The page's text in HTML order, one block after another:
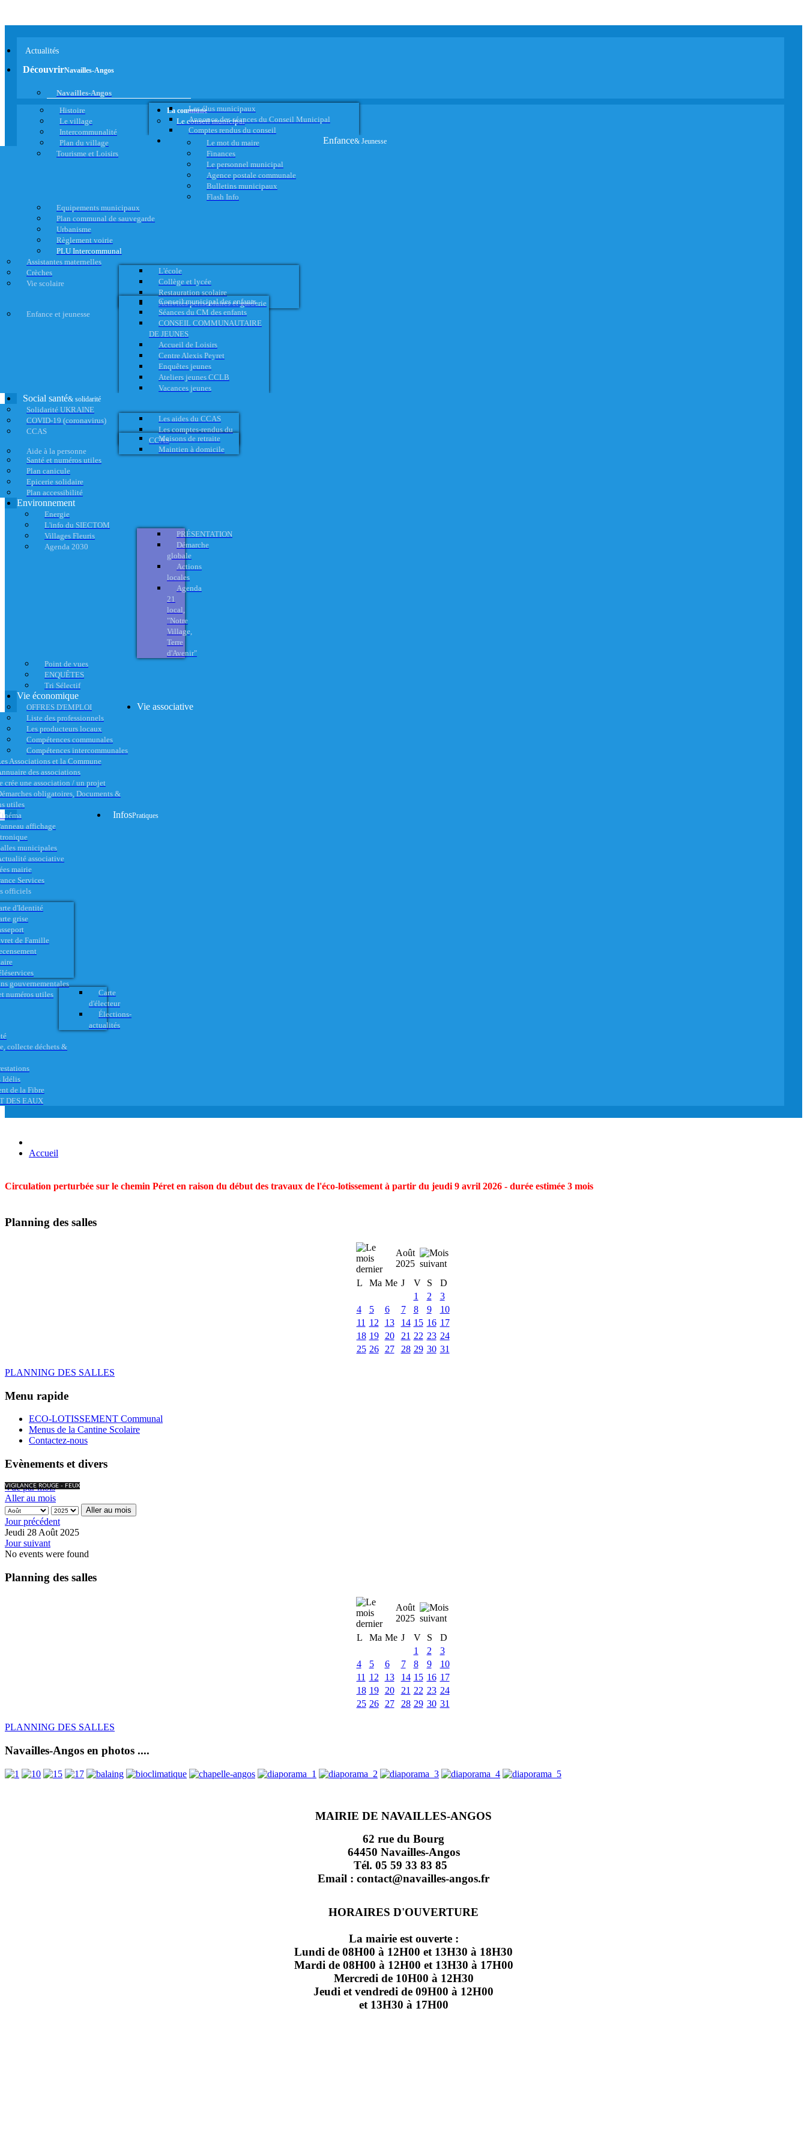
Actualités
DécouvrirNavailles-Angos
Navailles-Angos
Histoire
Le village
Intercommunalité
Plan du village
Tourisme et Loisirs
La commune
Le conseil municipal
Les élus municipaux
Annonce des séances du Conseil Municipal
Comptes rendus du conseil
Le mot du maire
Finances
Le personnel municipal
Agence postale communale
Bulletins municipaux
Flash Info
Equipements municipaux
Plan communal de sauvegarde
Urbanisme
Règlement voirie
PLU Intercommunal
Enfance& Jeunesse
Assistantes maternelles
Crèches
Vie scolaire
L'école
Collège et lycée
Restauration scolaire
Activités périscolaires et garderie
Enfance et jeunesse
Conseil municipal des enfants
Séances du CM des enfants
CONSEIL COMMUNAUTAIRE
DE JEUNES
Accueil de Loisirs
Centre Alexis Peyret
Enquêtes jeunes
Ateliers jeunes CCLB
Vacances jeunes
Social santé& solidarité
Solidarité UKRAINE
COVID-19 (coronavirus)
CCAS
Les aides du CCAS
Les comptes-rendus du
CCAS
Aide à la personne
Maisons de retraite
Maintien à domicile
Santé et numéros utiles
Plan canicule
Epicerie solidaire
Plan accessibilité
Environnement
Energie
L'info du SIECTOM
Villages Fleuris
Agenda 2030
PRÉSENTATION
Démarche
globale
Actions
locales
Agenda
21
local,
"Notre
Village,
Terre
d'Avenir"
Point de vues
ENQUÊTES
Tri Sélectif
Vie économique
OFFRES D'EMPLOI
Liste des professionnels
Les producteurs locaux
Compétences communales
Compétences intercommunales
Vie associative
Associations et la Commune
des associations
crée une association / un projet
obligatoires, Documents &
utiles
affichage
municipales
associative
InfosPratiques
mairie
Services
officiels
d'Identité
grise
de Famille
gouvernementales
numéros utiles
Carte
d'électeur
Élections-
actualités
collecte déchets &
Idélis
de la Fibre
DES EAUX
Accueil
Circulation perturbée sur le chemin Péret en raison du début des travaux de l'éco-lotissement à partir du jeudi 9 avril 2026 - durée estimée 3 mois
Planning des salles
Août
2025
L
Ma Me J V S
D
1
2
3
4
5 6 7 8 9
10
11 12 13 14 15 16 17
18 19 20 21 22 23 24
25 26 27 28 29 30 31
PLANNING DES SALLES
Menu rapide
ECO-LOTISSEMENT Communal
Menus de la Cantine Scolaire
Contactez-nous
Evènements et divers
VIGILANCE ROUGE - FEUX
Vue par mois
Aller au mois
Aller au mois
Jour précédent
Jeudi 28 Août 2025
Jour suivant
No events were found
Planning des salles
Août
2025
L
Ma Me J V S
D
1
2
3
4
5 6 7 8 9
10
11 12 13 14 15 16 17
18 19 20 21 22 23 24
25 26 27 28 29 30 31
PLANNING DES SALLES
Navailles-Angos en photos ....
MAIRIE DE NAVAILLES-ANGOS
62 rue du Bourg
64450 Navailles-Angos
Tél. 05 59 33 83 85
Email : contact@navailles-angos.fr
HORAIRES D'OUVERTURE
La mairie est ouverte :
Lundi de 08H00 à 12H00 et 13H30 à 18H30
Mardi de 08H00 à 12H00 et 13H30 à 17H00
Mercredi de 10H00 à 12H30
Jeudi et vendredi de 09H00 à 12H00
et 13H30 à 17H00